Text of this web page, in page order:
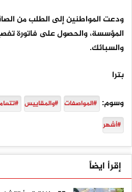
ودعت المواطنين إلى الطلب من
المؤسسة، والحصول على فاتورة
والسبائك.
بترا
وسوم: #المواصفات #والمقاييس
#أشهر
إقرأ ايضاً